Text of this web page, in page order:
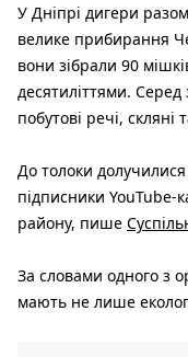
У Дніпрі дигери
велике прибирання
вони зібрали 90
десятиліттями. Серед
побутові речі,
До толоки
підписники YouTube-
району, пише
За словами одного з
мають не лише